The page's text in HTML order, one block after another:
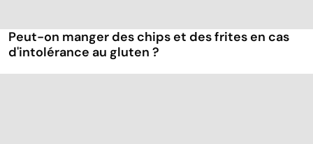
Peut-on manger des chips et des frites en cas
d'intolérance au gluten ?